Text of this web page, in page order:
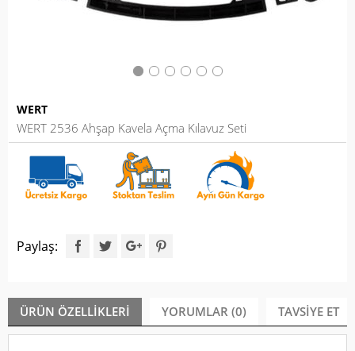
WERT
WERT 2536 Ahşap Kavela Açma Kılavuz Seti
Paylaş:
ÜRÜN ÖZELLIKLERI YORUMLAR (0) TAVSIYE ET